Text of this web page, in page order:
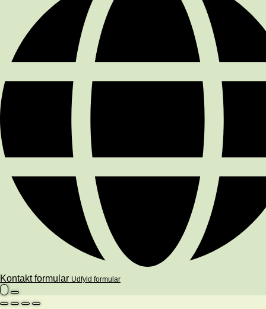
Kontakt formular Udfyld formular